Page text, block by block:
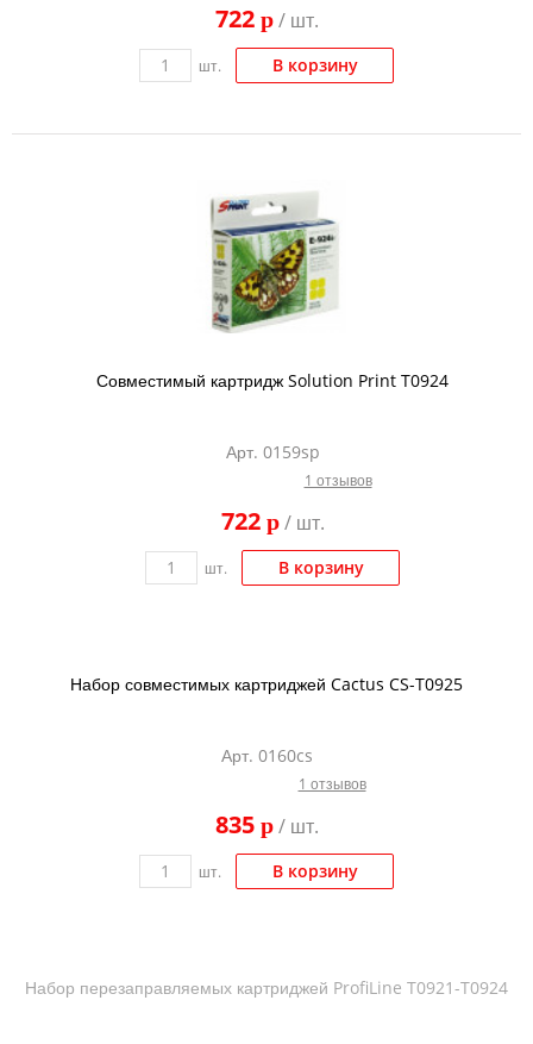
722 p/ шт.
шт. В корзину
Совместимый картридж Solution Print T0924
Арт. 0159sp
1 отзывов
722 p/ шт.
шт. В корзину
Набор совместимых картриджей Cactus CS-T0925
Арт. 0160cs
1 отзывов
835 p/ шт.
шт. В корзину
Набор перезаправляемых картриджей ProfiLine T0921-T0924